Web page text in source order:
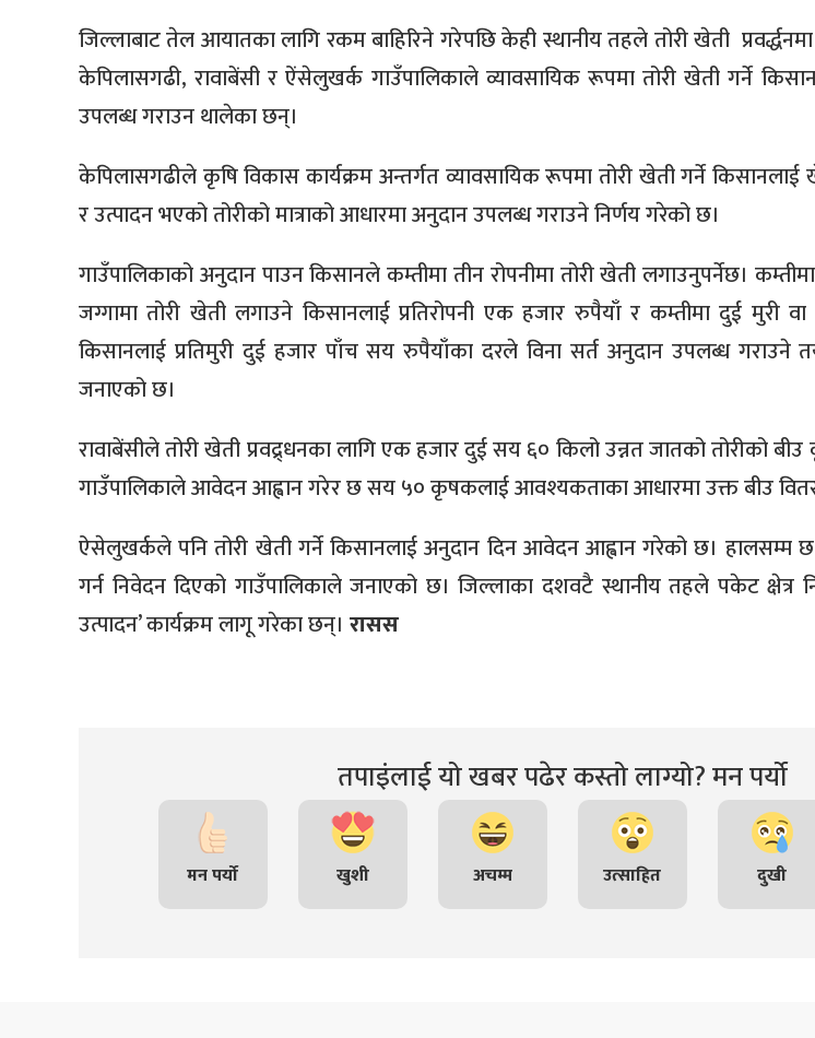
जिल्लाबाट तेल आयातका लागि रकम बाहिरिने गरेपछि केही स्थानीय तहले तोरी खेती
केपिलासगढी, रावाबेंसी र ऐंसेलुखर्क गाउँपालिकाले व्यावसायिक रूपमा तोरी खेती गर्ने
उपलब्ध गराउन थालेका छन्।
केपिलासगढीले कृषि विकास कार्यक्रम अन्तर्गत व्यावसायिक रूपमा तोरी खेती गर्ने किसानलाई
र उत्पादन भएको तोरीको मात्राको आधारमा अनुदान उपलब्ध गराउने निर्णय गरेको छ।
गाउँपालिकाको अनुदान पाउन किसानले कम्तीमा तीन रोपनीमा तोरी खेती लगाउनुपर्नेछ।
जग्गामा तोरी खेती लगाउने किसानलाई प्रतिरोपनी एक हजार रुपैयाँ र कम्तीमा दुई मुरी
किसानलाई प्रतिमुरी दुई हजार पाँच सय रुपैयाँका दरले विना सर्त अनुदान उपलब्ध गराउने
जनाएको छ।
रावाबेंसीले तोरी खेती प्रवद्र्धनका लागि एक हजार दुई सय ६० किलो उन्नत जातको तोरीको
गाउँपालिकाले आवेदन आह्वान गरेर छ सय ५० कृषकलाई आवश्यकताका आधारमा उक्त बीउ
ऐसेलुखर्कले पनि तोरी खेती गर्ने किसानलाई अनुदान दिन आवेदन आह्वान गरेको छ।
गर्न निवेदन दिएको गाउँपालिकाले जनाएको छ। जिल्लाका दशवटै स्थानीय तहले पकेट क्षेत्र
उत्पादन’ कार्यक्रम लागू गरेका छन्। रासस
तपाइंलाई यो खबर पढेर कस्तो लाग्यो? मन पर्यो
मन पर्यो खुशी अचम्म उत्साहित दुखी